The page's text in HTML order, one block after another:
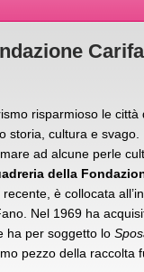
risparmioso le città
storia, cultura e
ad alcune perle
della
è collocata
Nel 1969 ha
ha per soggetto lo
pezzo della raccolta